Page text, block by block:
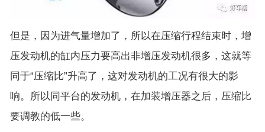
但是，因为进气量增加了，所以在压缩行程结束时，增
压发动机的缸内压力要高出非增压发动机很多，这就等
同于“压缩比”升高了，这对发动机的工况有很大的影
响。所以同平台的发动机，在加装增压器之后，压缩比
要调教的低一些。